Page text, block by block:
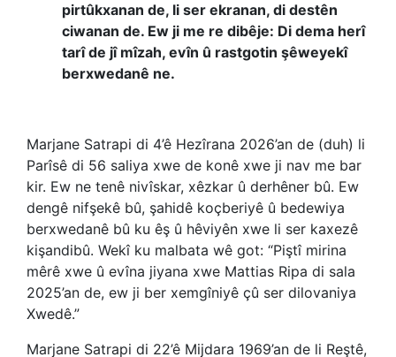
pirtûkxanan de, li ser ekranan, di destên
ciwanan de. Ew ji me re dibêje: Di dema herî
tarî de jî mîzah, evîn û rastgotin şêweyekî
berxwedanê ne.
Marjane Satrapi di 4’ê Hezîrana 2026’an de (duh) li
Parîsê di 56 saliya xwe de konê xwe ji nav me bar
kir. Ew ne tenê nivîskar, xêzkar û derhêner bû. Ew
dengê nifşekê bû, şahidê koçberiyê û bedewiya
berxwedanê bû ku êş û hêviyên xwe li ser kaxezê
kişandibû. Wekî ku malbata wê got: “Piştî mirina
mêrê xwe û evîna jiyana xwe Mattias Ripa di sala
2025’an de, ew ji ber xemgîniyê çû ser dilovaniya
Xwedê.”
Marjane Satrapi di 22’ê Mijdara 1969’an de li Reştê,